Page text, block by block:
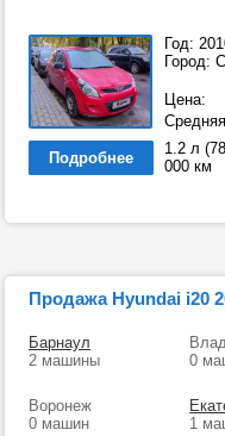
Год:
Город:
Подробнее
1.2 л
000 км
Продажа Hyundai i20
Барнаул
2 машины
0
Воронеж
0 машин
1